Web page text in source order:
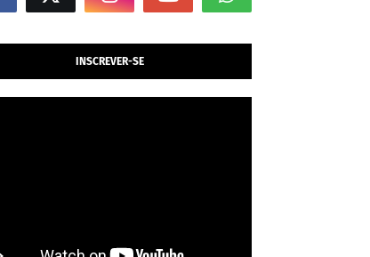
INSCREVER-SE